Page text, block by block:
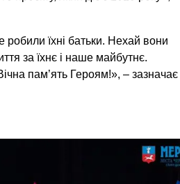
робили їхні батьки. Нехай вони
за їхнє і наше майбутнє.
пам’ять Героям!», – зазначає